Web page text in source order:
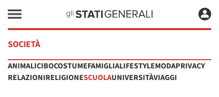
SOCIETÀ
ANIMALICIBOCOSTUMEFAMIGLIALIFESTYLEMODAPRIVACY
RELAZIONIRELIGIONESCUOLAUNIVERSITÀVIAGGI